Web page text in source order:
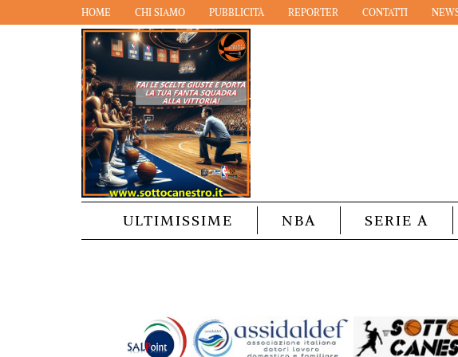
HOME CHI SIAMO PUBBLICITÀ REPORTER CONTATTI
ULTIMISSIME NBA SERIE A